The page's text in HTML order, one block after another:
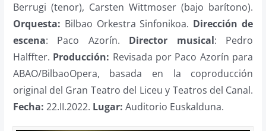
Berrugi (tenor), Carsten Wittmoser (bajo barítono).
Orquesta: Bilbao Orkestra Sinfonikoa. Dirección de
escena: Paco Azorín. Director musical: Pedro
Halffter. Producción: Revisada por Paco Azorín para
ABAO/BilbaoOpera, basada en la coproducción
original del Gran Teatro del Liceu y Teatros del Canal.
Fecha: 22.II.2022. Lugar: Auditorio Euskalduna.